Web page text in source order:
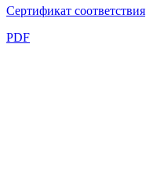
Сертификат соответствия
PDF